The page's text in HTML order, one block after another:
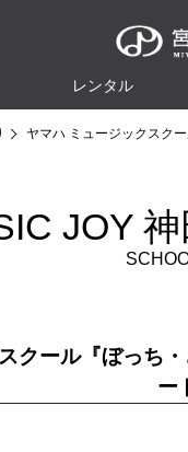
レンタル
ヤマハ ミュージックスク
JOY
クール『ぼっち
ー